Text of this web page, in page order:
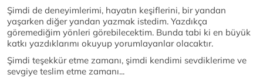
Şimdi de deneyimlerimi, hayatın keşiflerini, bir yandan
yaşarken diğer yandan yazmak istedim. Yazdıkça
göremediğim yönleri görebilecektim. Bunda tabi ki en büyük
katkı yazdıklarımı okuyup yorumlayanlar olacaktır.
Şimdi teşekkür etme zamanı, şimdi kendimi sevdiklerime ve
sevgiye teslim etme zamanı...